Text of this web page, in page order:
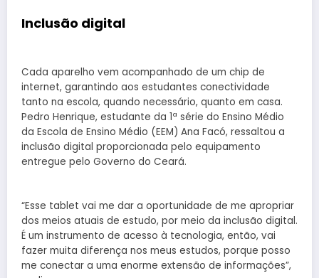
Inclusão digital
Cada aparelho vem acompanhado de um chip de
internet, garantindo aos estudantes conectividade
tanto na escola, quando necessário, quanto em casa.
Pedro Henrique, estudante da 1ª série do Ensino Médio
da Escola de Ensino Médio (EEM) Ana Facó, ressaltou a
inclusão digital proporcionada pelo equipamento
entregue pelo Governo do Ceará.
“Esse tablet vai me dar a oportunidade de me apropriar
dos meios atuais de estudo, por meio da inclusão digital.
É um instrumento de acesso à tecnologia, então, vai
fazer muita diferença nos meus estudos, porque posso
me conectar a uma enorme extensão de informações”,